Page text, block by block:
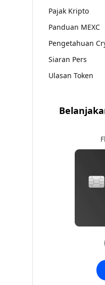
Pajak Kripto
Panduan MEXC
Pengetahuan
Siaran Pers
Ulasan Token